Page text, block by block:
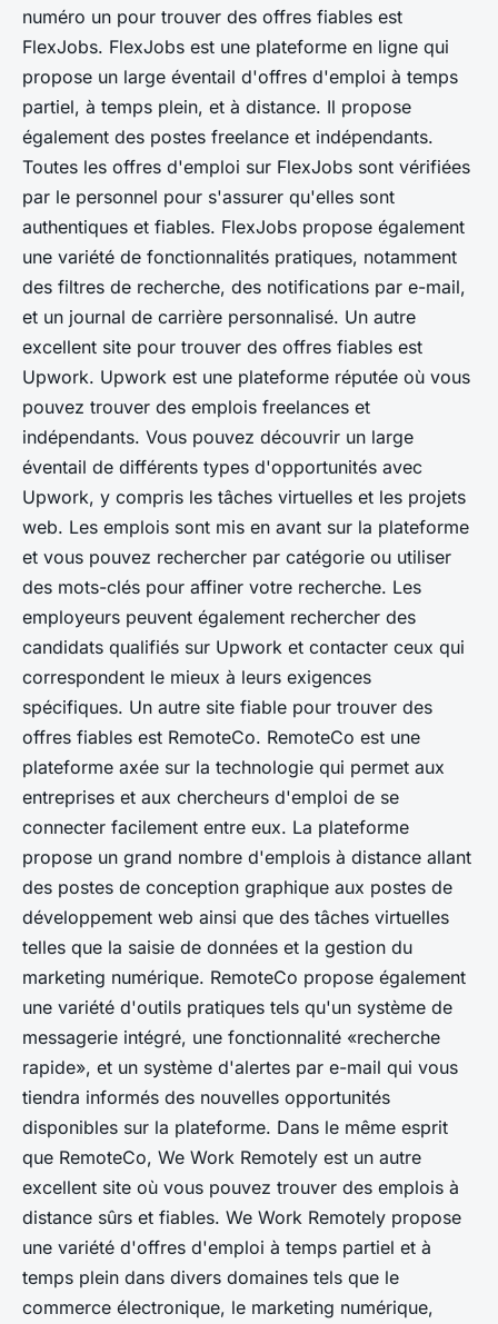
numéro un pour trouver des offres fiables est
FlexJobs. FlexJobs est une plateforme en ligne qui
propose un large éventail d'offres d'emploi à temps
partiel, à temps plein, et à distance. Il propose
également des postes freelance et indépendants.
Toutes les offres d'emploi sur FlexJobs sont vérifiées
par le personnel pour s'assurer qu'elles sont
authentiques et fiables. FlexJobs propose également
une variété de fonctionnalités pratiques, notamment
des filtres de recherche, des notifications par e-mail,
et un journal de carrière personnalisé. Un autre
excellent site pour trouver des offres fiables est
Upwork. Upwork est une plateforme réputée où vous
pouvez trouver des emplois freelances et
indépendants. Vous pouvez découvrir un large
éventail de différents types d'opportunités avec
Upwork, y compris les tâches virtuelles et les projets
web. Les emplois sont mis en avant sur la plateforme
et vous pouvez rechercher par catégorie ou utiliser
des mots-clés pour affiner votre recherche. Les
employeurs peuvent également rechercher des
candidats qualifiés sur Upwork et contacter ceux qui
correspondent le mieux à leurs exigences
spécifiques. Un autre site fiable pour trouver des
offres fiables est RemoteCo. RemoteCo est une
plateforme axée sur la technologie qui permet aux
entreprises et aux chercheurs d'emploi de se
connecter facilement entre eux. La plateforme
propose un grand nombre d'emplois à distance allant
des postes de conception graphique aux postes de
développement web ainsi que des tâches virtuelles
telles que la saisie de données et la gestion du
marketing numérique. RemoteCo propose également
une variété d'outils pratiques tels qu'un système de
messagerie intégré, une fonctionnalité «recherche
rapide», et un système d'alertes par e-mail qui vous
tiendra informés des nouvelles opportunités
disponibles sur la plateforme. Dans le même esprit
que RemoteCo, We Work Remotely est un autre
excellent site où vous pouvez trouver des emplois à
distance sûrs et fiables. We Work Remotely propose
une variété d'offres d'emploi à temps partiel et à
temps plein dans divers domaines tels que le
commerce électronique, le marketing numérique,